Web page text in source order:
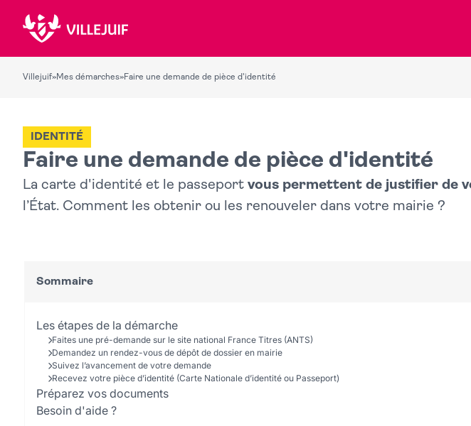
Villejuif»Mes démarches»Faire une demande de pièce d'identité
Faire une demande de pièce d'identité
IDENTITÉ
La carte d'identité et le passeport vous permettent de justifier de
l’État. Comment les obtenir ou les renouveler dans votre mairie ?
Sommaire
Les étapes de la démarche
Faites une pré-demande sur le site national France Titres (ANTS)
Demandez un rendez-vous de dépôt de dossier en mairie
Suivez l’avancement de votre demande
Recevez votre pièce d’identité (Carte Nationale d’identité ou Passeport)
Préparez vos documents
Besoin d'aide ?